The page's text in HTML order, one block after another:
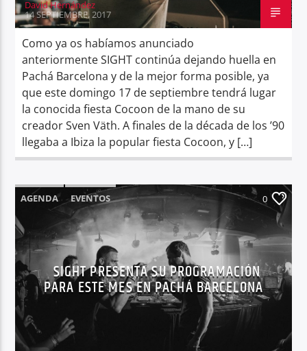
David Hernández
14 SEPTIEMBRE, 2017
Como ya os habíamos anunciado
anteriormente SIGHT continúa dejando huella en
Pachá Barcelona y de la mejor forma posible, ya
que este domingo 17 de septiembre tendrá lugar
la conocida fiesta Cocoon de la mano de su
creador Sven Väth. A finales de la década de los ’90
llegaba a Ibiza la popular fiesta Cocoon, y […]
AGENDA EVENTOS 0
SIGHT PRESENTA SU PROGRAMACIÓN
PARA ESTE MES EN PACHÁ BARCELONA